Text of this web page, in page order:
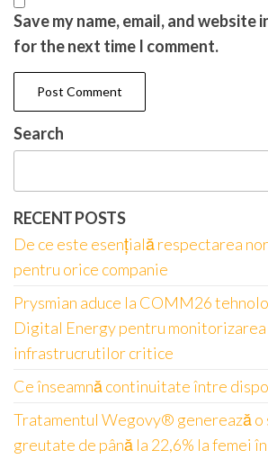
Save my name, email, and website
for the next time I comment.
Search
RECENT POSTS
De ce este esențială respectarea
pentru orice companie
Prysmian aduce la COMM26
Digital Energy pentru monitorizarea
infrastrucrutilor critice
Ce înseamnă continuitate între
Tratamentul Wegovy® generează o
greutate de până la 22,6% la femei